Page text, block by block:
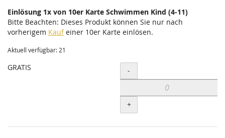
Einlösung 1x von 10er Karte Schwimmen Kind (4-11)
Bitte Beachten: Dieses Produkt können Sie nur nach
vorherigem Kaufeiner 10er Karte einlösen.
Aktuell verfügbar: 21
GRATIS Menge
-
+